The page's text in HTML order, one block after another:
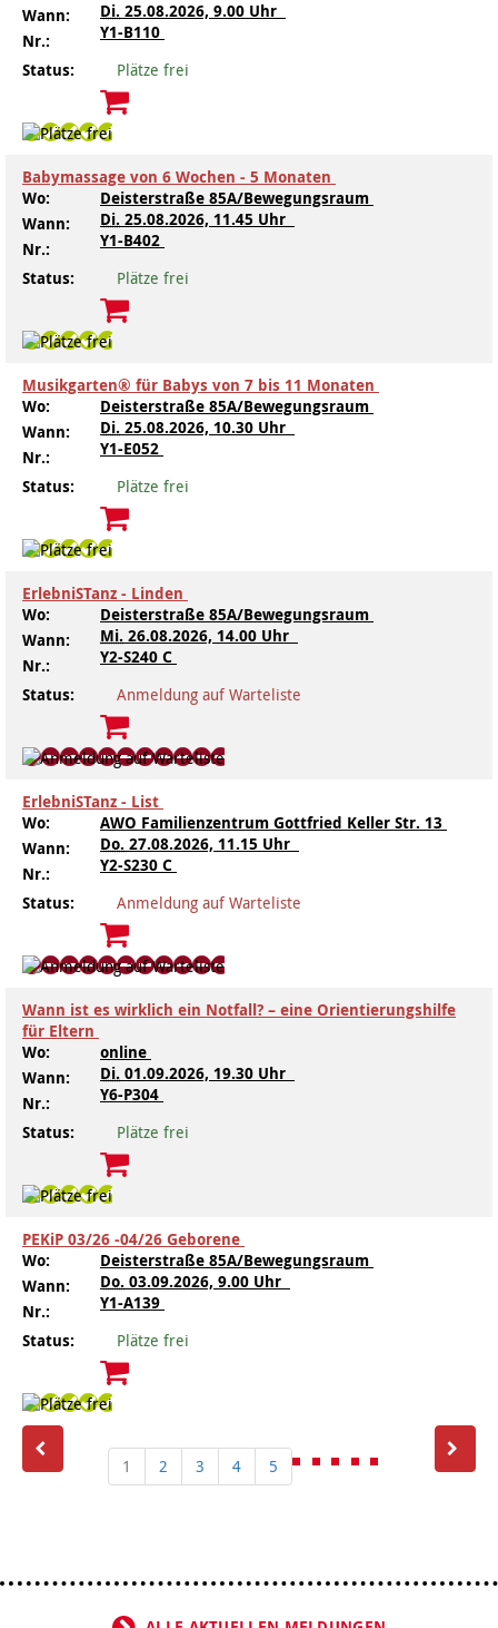
Wann:
Di. 25.08.2026, 9.00 Uhr
Nr.:
Y1-B110
Status:
Plätze frei
Babymassage von 6 Wochen - 5 Monaten
Wo:
Deisterstraße 85A/Bewegungsraum
Wann:
Di. 25.08.2026, 11.45 Uhr
Nr.:
Y1-B402
Status:
Plätze frei
Musikgarten® für Babys von 7 bis 11 Monaten
Wo:
Deisterstraße 85A/Bewegungsraum
Wann:
Di. 25.08.2026, 10.30 Uhr
Nr.:
Y1-E052
Status:
Plätze frei
ErlebniSTanz - Linden
Wo:
Deisterstraße 85A/Bewegungsraum
Wann:
Mi. 26.08.2026, 14.00 Uhr
Nr.:
Y2-S240 C
Status:
Anmeldung auf Warteliste
ErlebniSTanz - List
Wo:
AWO Familienzentrum Gottfried Keller Str. 13
Wann:
Do. 27.08.2026, 11.15 Uhr
Nr.:
Y2-S230 C
Status:
Anmeldung auf Warteliste
Wann ist es wirklich ein Notfall? – eine Orientierungshilfe
für Eltern
Wo:
online
Wann:
Di. 01.09.2026, 19.30 Uhr
Nr.:
Y6-P304
Status:
Plätze frei
PEKiP 03/26 -04/26 Geborene
Wo:
Deisterstraße 85A/Bewegungsraum
Wann:
Do. 03.09.2026, 9.00 Uhr
Nr.:
Y1-A139
Status:
Plätze frei
1 2 3 4 5